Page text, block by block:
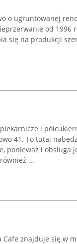
o ugruntowanej
od 1996
się na produkcji
i
41. To tutaj
ponieważ i obsługa
...
znajduje się w